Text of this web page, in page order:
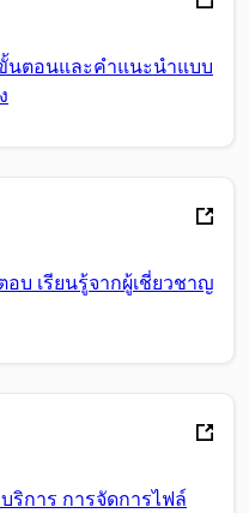
นตอนและคำแนะนำแบบ
บ เรียนรู้จากผู้เชี่ยวชาญ
บริการ การจัดการไฟล์